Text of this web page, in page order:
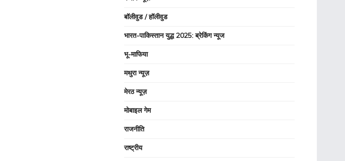
बॉलीवुड / हॉलीवुड
भारत-पाकिस्तान युद्ध 2025: ब्रेकिंग न्यूज
भू-माफिया
मथुरा न्यूज़
मेरठ न्यूज़
मोबाइल गेम
राजनीति
राष्ट्रीय